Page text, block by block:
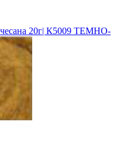
20г| К5009 ТЕМНО-